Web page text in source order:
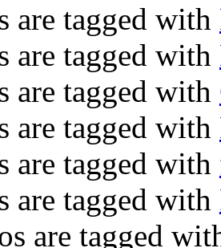
are tagged with
are tagged with
are tagged with
are tagged with
are tagged with
are tagged with
are tagged